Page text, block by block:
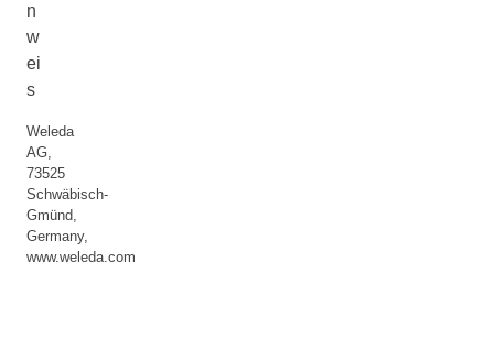
n
w
ei
s
Weleda
AG,
73525
Schwäbisch-
Gmünd,
Germany,
www.weleda.com